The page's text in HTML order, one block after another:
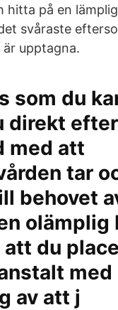
hitta på en
svåraste
är upptagna.
som du
direkt
med att
tar
behovet
olämplig
du
med
av att j